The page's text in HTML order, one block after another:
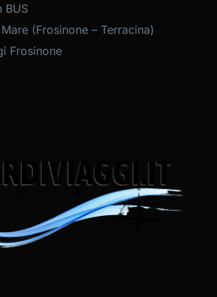
BUS
(Frosinone – Terracina)
Frosinone